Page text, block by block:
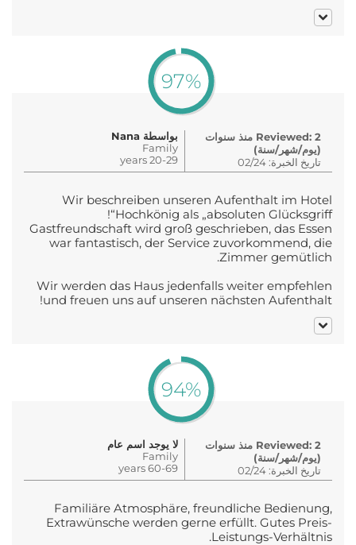
97%
بواسطة Nana
Family
20-29 years
Reviewed: 2 منذ سنوات
(يوم/شهر/سنة)
تاريخ الخبرة: 02/24
Wir beschreiben unseren Aufenthalt im Hotel
Hochkönig als „absoluten Glücksgriff“!
Gastfreundschaft wird groß geschrieben, das Essen
war fantastisch, der Service zuvorkommend, die
Zimmer gemütlich.
Wir werden das Haus jedenfalls weiter empfehlen
und freuen uns auf unseren nächsten Aufenthalt!
94%
لا يوجد اسم عام
Family
60-69 years
Reviewed: 2 منذ سنوات
(يوم/شهر/سنة)
تاريخ الخبرة: 02/24
Familiäre Atmosphäre, freundliche Bedienung,
Extrawünsche werden gerne erfüllt. Gutes Preis-
Leistungs-Verhältnis.